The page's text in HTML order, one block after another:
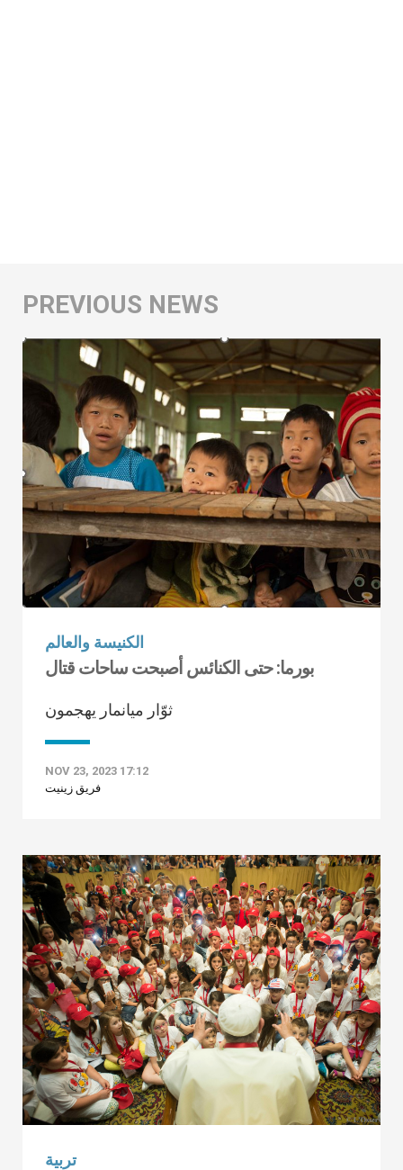
الكنيسة والعالم
بورما: حتى الكنائس أصبحت ساحات قتال
ثوّار ميانمار يهجمون
NOV 23, 2023 17:12
فريق زينيت
تربية